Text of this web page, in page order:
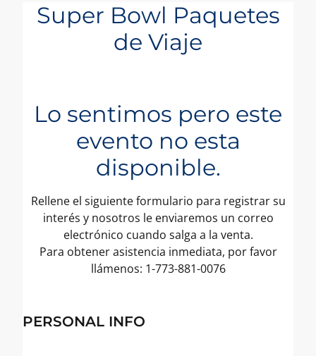
Super Bowl Paquetes
de Viaje
Lo sentimos pero este
evento no esta
disponible.
Rellene el siguiente formulario para registrar su
interés y nosotros le enviaremos un correo
electrónico cuando salga a la venta.
Para obtener asistencia inmediata, por favor
llámenos: 1-773-881-0076
PERSONAL INFO